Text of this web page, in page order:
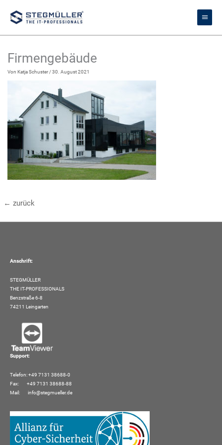
Inhalt
springen
Firmengebäude
VonKatja Schuster/30. August 2021
← zurück
Anschrift:
STEGMÜLLER
THE IT-PROFESSIONALS
Benzstraße 6-8
74211 Leingarten
Support:
Telefon: +49 7131 38688-0
Fax: +49 7131 38688-88
Mail:
info@stegmueller.de